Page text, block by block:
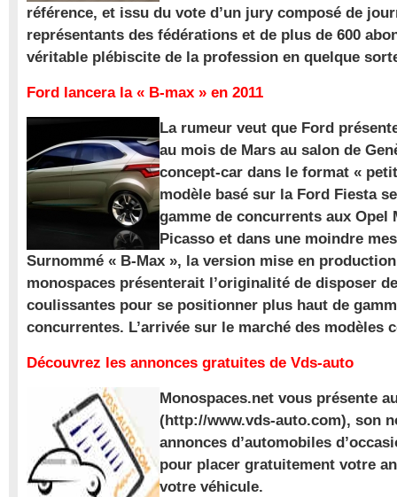
référence, et issu du vote d’un jury composé de
représentants des fédérations et de plus de 600
véritable plébiscite de la profession en quelque
Ford lancera la « B-max » en 2011
La rumeur veut que Ford
au mois de Mars au salon de
concept-car dans le format «
modèle basé sur la Ford Fiesta
gamme de concurrents aux Opel
Picasso et dans une moindre
Surnommé « B-Max », la version mise en
monospaces présenterait l’originalité de disposer
coulissantes pour se positionner plus haut de
concurrentes. L’arrivée sur le marché des modèles
Découvrez les annonces gratuites de Vds-auto
Monospaces.net vous présente
(http://www.vds-auto.com), son
annonces d’automobiles
pour placer gratuitement votre
votre véhicule.